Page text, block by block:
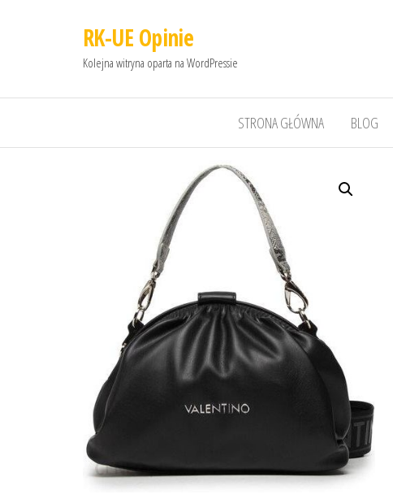
RK-UE Opinie
Kolejna witryna oparta na WordPressie
STRONA GŁÓWNA BLOG